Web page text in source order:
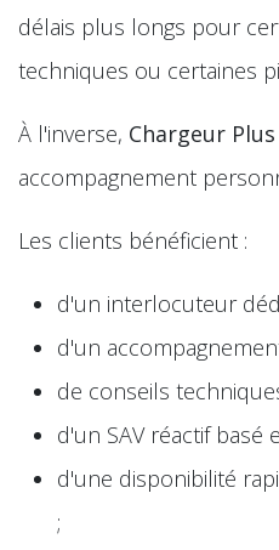
délais plus longs pour
techniques ou certaines
À l'inverse, Chargeur Plus
accompagnement
Les clients bénéficient :
d'un interlocuteur
d'un
de conseils
d'un SAV réactif basé
d'une disponibilité
;